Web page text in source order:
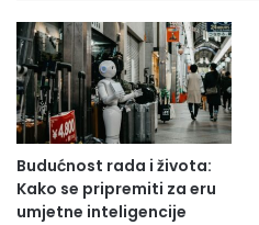
Budućnost rada i života:
Kako se pripremiti za eru
umjetne inteligencije